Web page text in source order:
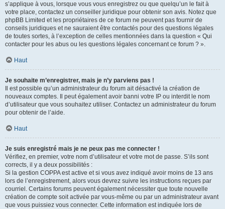
s’applique à vous, lorsque vous vous enregistrez ou que quelqu’un le fait à
votre place, contactez un conseiller juridique pour obtenir son avis. Notez que
phpBB Limited et les propriétaires de ce forum ne peuvent pas fournir de
conseils juridiques et ne sauraient être contactés pour des questions légales
de toutes sortes, à l’exception de celles mentionnées dans la question « Qui
contacter pour les abus ou les questions légales concernant ce forum ? ».
Haut
Je souhaite m’enregistrer, mais je n’y parviens pas !
Il est possible qu’un administrateur du forum ait désactivé la création de
nouveaux comptes. Il peut également avoir banni votre IP ou interdit le nom
d’utilisateur que vous souhaitez utiliser. Contactez un administrateur du forum
pour obtenir de l’aide.
Haut
Je suis enregistré mais je ne peux pas me connecter !
Vérifiez, en premier, votre nom d’utilisateur et votre mot de passe. S’ils sont
corrects, il y a deux possibilités :
Si la gestion COPPA est active et si vous avez indiqué avoir moins de 13 ans
lors de l’enregistrement, alors vous devrez suivre les instructions reçues par
courriel. Certains forums peuvent également nécessiter que toute nouvelle
création de compte soit activée par vous-même ou par un administrateur avant
que vous puissiez vous connecter. Cette information est indiquée lors de